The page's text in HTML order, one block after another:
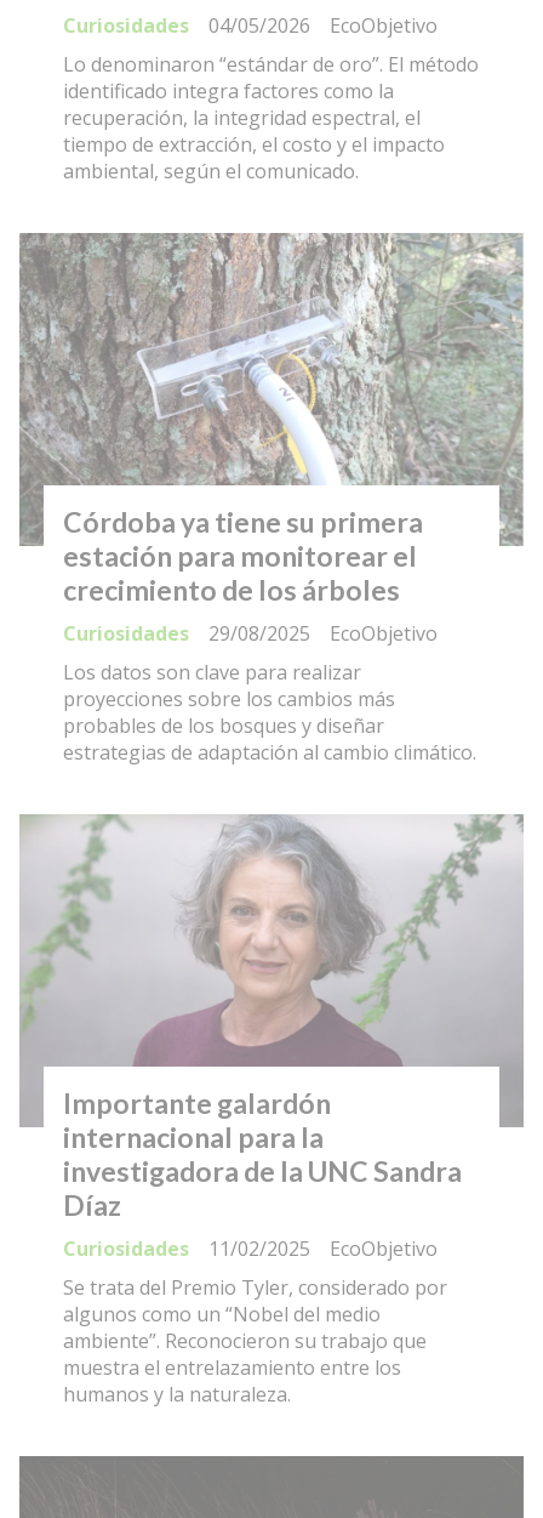
EcoObjetivo
Curiosidades
04/05/2026
Lo denominaron “estándar de oro”. El método
identificado integra factores como la
recuperación, la integridad espectral, el
tiempo de extracción, el costo y el impacto
ambiental, según el comunicado.
Córdoba ya tiene su primera
estación para monitorear el
crecimiento de los árboles
EcoObjetivo
Curiosidades
29/08/2025
Los datos son clave para realizar
proyecciones sobre los cambios más
probables de los bosques y diseñar
estrategias de adaptación al cambio climático.
Importante galardón
internacional para la
investigadora de la UNC Sandra
Díaz
EcoObjetivo
Curiosidades
11/02/2025
Se trata del Premio Tyler, considerado por
algunos como un “Nobel del medio
ambiente”. Reconocieron su trabajo que
muestra el entrelazamiento entre los
humanos y la naturaleza.